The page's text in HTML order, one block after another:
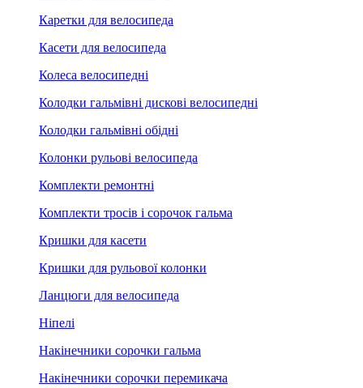
Каретки для велосипеда
Касети для велосипеда
Колеса велосипедні
Колодки гальмівні дискові велосипедні
Колодки гальмівні обідні
Колонки рульові велосипеда
Комплекти ремонтні
Комплекти тросів і сорочок гальма
Кришки для касети
Кришки для рульової колонки
Ланцюги для велосипеда
Ніпелі
Накінечники сорочки гальма
Накінечники сорочки перемикача